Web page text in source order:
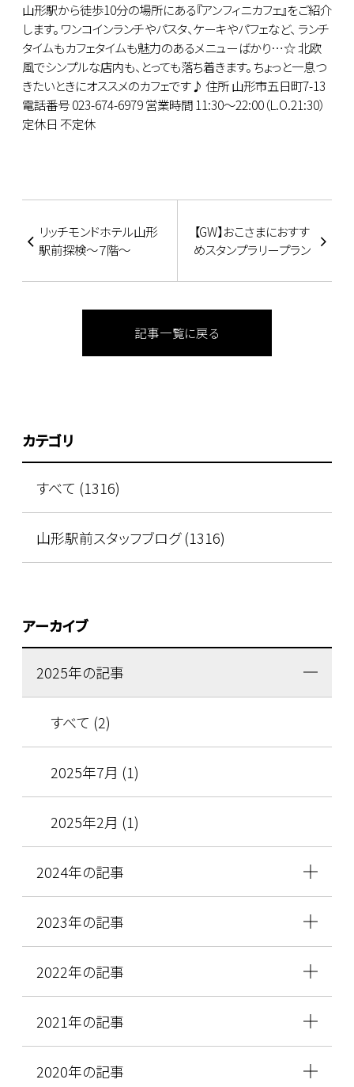
山形駅から徒歩10分の場所にある『アンフィニカフェ』をご紹介
します。 ワンコインランチやパスタ、ケーキやパフェなど、 ランチ
タイムもカフェタイムも魅力のあるメニューばかり…☆ 北欧
風でシンプルな店内も、とっても落ち着きます。 ちょっと一息つ
きたいときにオススメのカフェです♪ 住所 山形市五日町7-13
電話番号 023-674-6979 営業時間 11:30～22:00（L.O.21:30）
定休日 不定休
リッチモンドホテル山形
駅前探検～７階～
【GW】おこさまにおすす
めスタンプラリープラン
記事一覧に戻る
カテゴリ
すべて (1316)
山形駅前スタッフブログ (1316)
アーカイブ
2025年の記事
すべて (2)
2025年7月 (1)
2025年2月 (1)
2024年の記事
2023年の記事
2022年の記事
2021年の記事
2020年の記事